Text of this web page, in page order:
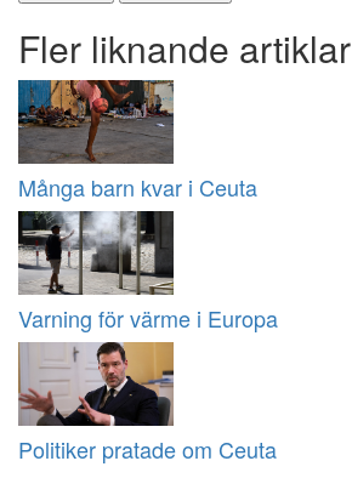
Fler liknande artiklar
Många barn kvar i Ceuta
Varning för värme i Europa
Politiker pratade om Ceuta